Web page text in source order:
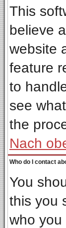
This
believe
website
feature
to
see
the
Nach
Who do I contact
You
this you
who